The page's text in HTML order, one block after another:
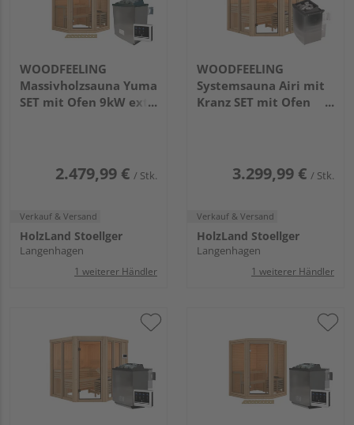
WOODFEELING
Massivholzsauna Yuma
SET mit Ofen 9kW ext.
2.479,99 € / Stk.
Verkauf & Versand
HolzLand Stoellger
Langenhagen
1 weiterer Händler
WOODFEELING
Systemsauna Airi mit
Kranz SET mit Ofen
3.299,99 € / Stk.
Verkauf & Versand
HolzLand Stoellger
Langenhagen
1 weiterer Händler